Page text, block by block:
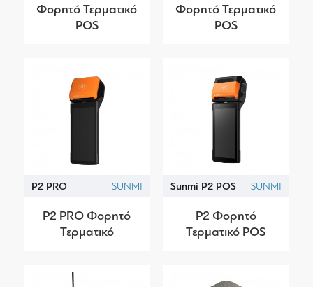
Φορητό Τερματικό
POS
Φορητό Τερματικό
POS
P2 PRO SUNMI
P2 PRO Φορητό
Τερματικό
Sunmi P2 POS SUNMI
P2 Φορητό
Τερματικό POS